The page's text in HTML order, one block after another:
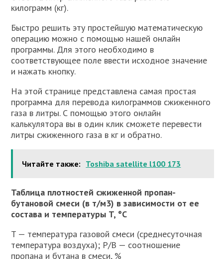
килограмм (кг).
Быстро решить эту простейшую математическую
операцию можно с помощью нашей онлайн
программы. Для этого необходимо в
соответствующее поле ввести исходное значение
и нажать кнопку.
На этой странице представлена самая простая
программа для перевода килограммов сжиженного
газа в литры. С помощью этого онлайн
калькулятора вы в один клик сможете перевести
литры сжиженного газа в кг и обратно.
Читайте также: Toshiba satellite l100 173
Таблица плотностей сжиженной пропан-
бутановой смеси (в т/м3) в зависимости от ее
состава и температуры T, °C
T — температура газовой смеси (среднесуточная
температура воздуха); P/B — соотношение
пропана и бутана в смеси, %